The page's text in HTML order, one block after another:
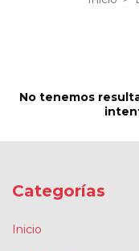
No tenemos
Categorías
Inicio